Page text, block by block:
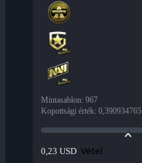
Mintasablon: 967
Kopottsági érték: 0,390934765
0,23 USD Vétel